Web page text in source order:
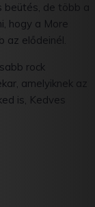
beütés, de több a
hogy a More
az elődeinél.
rock
amelyiknek az
is, Kedves